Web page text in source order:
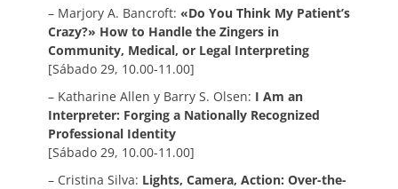
– Marjory A. Bancroft: «Do You Think My Patient’s
Crazy?» How to Handle the Zingers in
Community, Medical, or Legal Interpreting
[Sábado 29, 10.00-11.00]
– Katharine Allen y Barry S. Olsen: I Am an
Interpreter: Forging a Nationally Recognized
Professional Identity
[Sábado 29, 10.00-11.00]
– Cristina Silva: Lights, Camera, Action: Over-the-